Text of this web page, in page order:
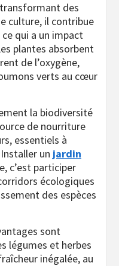
des
culture, il contribue
qui a un impact
plantes absorbent
de l’oxygène,
verts au cœur
la biodiversité
de nourriture
essentiels à
un jardin
c’est participer
écologiques
des espèces
sont
légumes et herbes
inégalée, au